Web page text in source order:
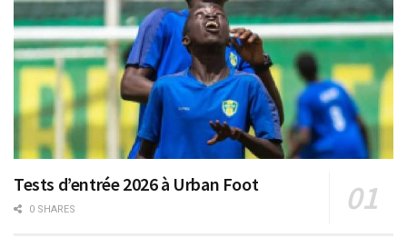
Tests d’entrée 2026 à Urban Foot
0 SHARES